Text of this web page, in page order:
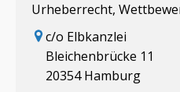
Urheberrecht,
c/o Elbkanzlei
Bleichenbrücke 11
20354 Hamburg